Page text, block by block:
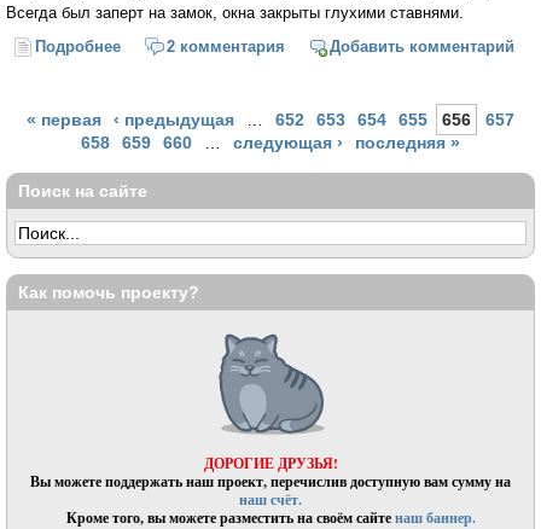
Всегда был заперт на замок, окна закрыты глухими ставнями.
Подробнее о Противостояние
2 комментария Добавить комментарий
Страницы
« первая ‹ предыдущая … 652 653 654 655 656
657
658
659 660 … следующая › последняя »
Поиск на сайте
Как помочь проекту?
ДОРОГИЕ ДРУЗЬЯ!
Вы можете поддержать наш проект, перечислив доступную вам сумму на
наш счёт.
Кроме того, вы можете разместить на своём сайтенаш баннер.